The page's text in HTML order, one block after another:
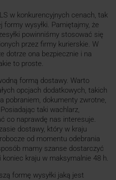
w konkurencyjnych cenach, tak
formy wysyłki. Pamiętajmy, że
powinniśmy stosować się
przez firmy kurierskie. W
dotrze ona bezpiecznie i na
to proste.
formą dostawy. Warto
opcjach dodatkowych, takich
pobraniem, dokumenty zwrotne,
taki wachlarz,
co naprawdę nas interesuje.
dostawy, który w kraju
od momentu odebrania
mamy szanse dostarczyć
koniec kraju w maksymalnie 48 h.
formę wysyłki jaką jest